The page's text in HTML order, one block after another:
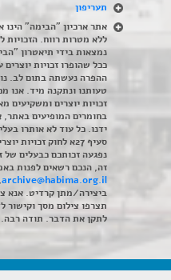
תעריפון
אתר ארכיון "הבימה" הינו
ללא מטרות רווח.
נמצאות בידי תיאטרון
ככל שהופרו זכויות
ההפרה נעשתה בתום לב.
טעותנו ונתקנה מיד. אנו
זכויות יוצרים ומשקיעים
בחומרים המופיעים באתר,
ידנו. כל עוד לא אותרו
נפגעה זכותכם כבעלים של
זה, הנכם רשאים לפנות
archive@habima.org.il
ביצירה/מתן קרדיט. אנא
תצרפו צילום מסך וקישור
לתקן את הדבר. תודה רבה.